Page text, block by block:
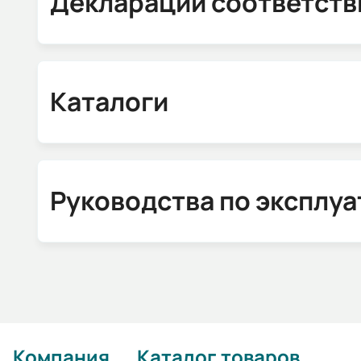
Каталоги
Руководства по